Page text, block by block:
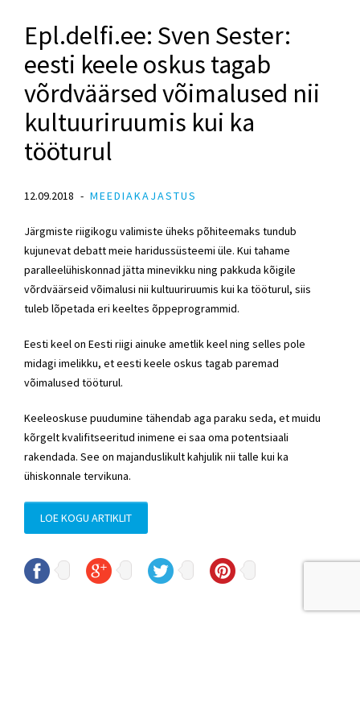
Epl.delfi.ee: Sven Sester:
eesti keele oskus tagab
võrdväärsed võimalused nii
kultuuriruumis kui ka
tööturul
12.09.2018 MEEDIAKAJASTUS
Järgmiste riigikogu valimiste üheks põhiteemaks tundub
kujunevat debatt meie haridussüsteemi üle. Kui tahame
paralleelühiskonnad jätta minevikku ning pakkuda kõigile
võrdväärseid võimalusi nii kultuuriruumis kui ka tööturul, siis
tuleb lõpetada eri keeltes õppeprogrammid.
Eesti keel on Eesti riigi ainuke ametlik keel ning selles pole
midagi imelikku, et eesti keele oskus tagab paremad
võimalused tööturul.
Keeleoskuse puudumine tähendab aga paraku seda, et muidu
kõrgelt kvalifitseeritud inimene ei saa oma potentsiaali
rakendada. See on majanduslikult kahjulik nii talle kui ka
ühiskonnale tervikuna.
LOE KOGU ARTIKLIT